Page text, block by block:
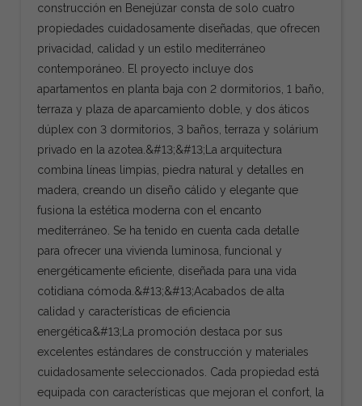
construcción en Benejúzar consta de solo cuatro
propiedades cuidadosamente diseñadas, que ofrecen
privacidad, calidad y un estilo mediterráneo
contemporáneo. El proyecto incluye dos
apartamentos en planta baja con 2 dormitorios, 1 baño,
terraza y plaza de aparcamiento doble, y dos áticos
dúplex con 3 dormitorios, 3 baños, terraza y solárium
privado en la azotea.&#13;&#13;La arquitectura
combina líneas limpias, piedra natural y detalles en
madera, creando un diseño cálido y elegante que
fusiona la estética moderna con el encanto
mediterráneo. Se ha tenido en cuenta cada detalle
para ofrecer una vivienda luminosa, funcional y
energéticamente eficiente, diseñada para una vida
cotidiana cómoda.&#13;&#13;Acabados de alta
calidad y características de eficiencia
energética&#13;La promoción destaca por sus
excelentes estándares de construcción y materiales
cuidadosamente seleccionados. Cada propiedad está
equipada con características que mejoran el confort, la